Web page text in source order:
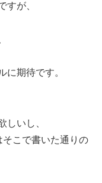
すが、
に期待です。
しいし、
こで書いた通りの